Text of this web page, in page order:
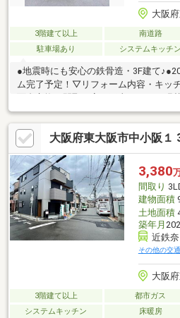
大阪
3階建て以上 南道路
駐車場あり
システムキッチン
●地震時にも安心の鉄骨造・3F建て
ム完了予定！▽リフォーム内容・キッ
お車をお持ちの方には必要な駐車場は
による）●全居室6帖以上のゆったりめ
ティスペースが設けられます●リビング
間を過ごせる空間です●ご家族の様子
きるカウンターキッチン♪●収納スペー
ポイント♪●学校・スーパー・コンビニ
の生活にも便利な立地です！
大阪府東大阪市中小阪１
3,380
間取り
建物面積
土地面積
築年月
近鉄
その他の交通
大阪
3階建て以上 都市ガス
システムキッチン
床暖房